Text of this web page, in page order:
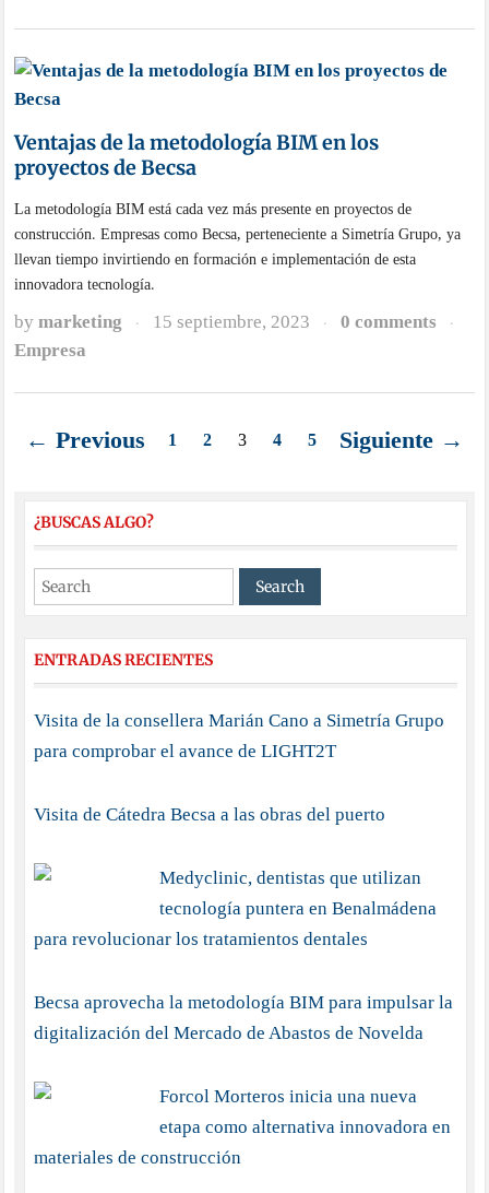
Ventajas de la metodología BIM en los
proyectos de Becsa
La metodología BIM está cada vez más presente en proyectos de
construcción. Empresas como Becsa, perteneciente a Simetría Grupo, ya
llevan tiempo invirtiendo en formación e implementación de esta
innovadora tecnología.
bymarketing · 15 septiembre, 2023 · 0 comments ·
Empresa
← Previous 1 2 3 4 5 Siguiente →
¿BUSCAS ALGO?
ENTRADAS RECIENTES
Visita de la consellera Marián Cano a Simetría Grupo
para comprobar el avance de LIGHT2T
Visita de Cátedra Becsa a las obras del puerto
Medyclinic, dentistas que utilizan
tecnología puntera en Benalmádena
para revolucionar los tratamientos dentales
Becsa aprovecha la metodología BIM para impulsar la
digitalización del Mercado de Abastos de Novelda
Forcol Morteros inicia una nueva
etapa como alternativa innovadora en
materiales de construcción